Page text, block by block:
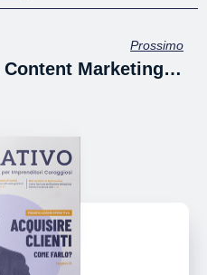
Prossimo
Content Marketing – Cosa È? E Cosa Vuol Dire Fare Content Marketing?